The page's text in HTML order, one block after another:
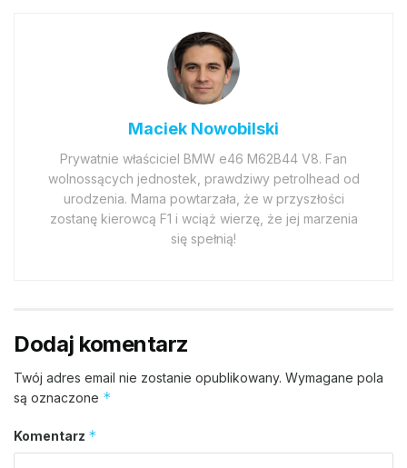
Maciek Nowobilski
Prywatnie właściciel BMW e46 M62B44 V8. Fan
wolnossących jednostek, prawdziwy petrolhead od
urodzenia. Mama powtarzała, że w przyszłości
zostanę kierowcą F1 i wciąż wierzę, że jej marzenia
się spełnią!
Dodaj komentarz
Twój adres email nie zostanie opublikowany. Wymagane pola
są oznaczone *
Komentarz *